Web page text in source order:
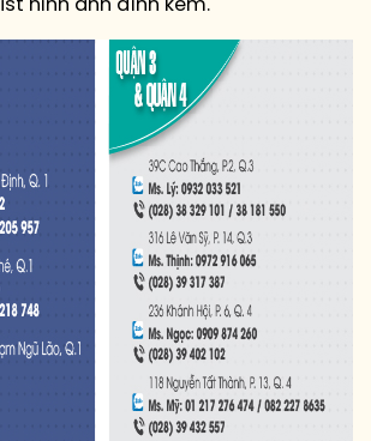
list hình ảnh đính kèm.